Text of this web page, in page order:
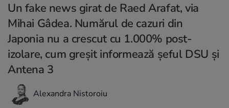
Un fake news girat de Raed Arafat, via
Mihai Gâdea. Numărul de cazuri din
Japonia nu a crescut cu 1.000% post-
izolare, cum greșit informează șeful DSU și
Antena 3
Alexandra Nistoroiu